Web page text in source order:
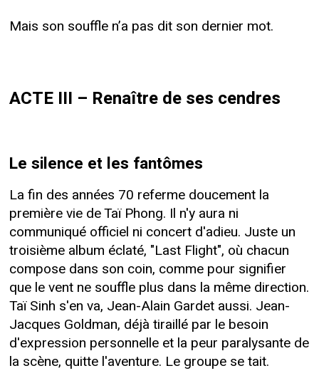
Mais son souffle n’a pas dit son dernier mot.
ACTE III – Renaître de ses cendres
Le silence et les fantômes
La fin des années 70 referme doucement la
première vie de Taï Phong. Il n'y aura ni
communiqué officiel ni concert d'adieu. Juste un
troisième album éclaté, "Last Flight", où chacun
compose dans son coin, comme pour signifier
que le vent ne souffle plus dans la même direction.
Taï Sinh s'en va, Jean-Alain Gardet aussi. Jean-
Jacques Goldman, déjà tiraillé par le besoin
d'expression personnelle et la peur paralysante de
la scène, quitte l'aventure. Le groupe se tait.